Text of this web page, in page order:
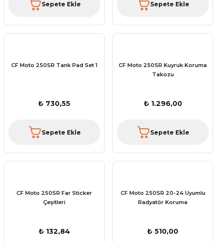
Sepete Ekle Sepete Ekle
CF Moto 250SR Tank Pad Set 1
₺ 730,55
Sepete Ekle
CF Moto 250SR Kuyruk Koruma
Takozu
₺ 1.296,00
Sepete Ekle
CF Moto 250SR Far Sticker
Çeşitleri
₺ 132,84
CF Moto 250SR 20-24 Uyumlu
Radyatör Koruma
₺ 510,00